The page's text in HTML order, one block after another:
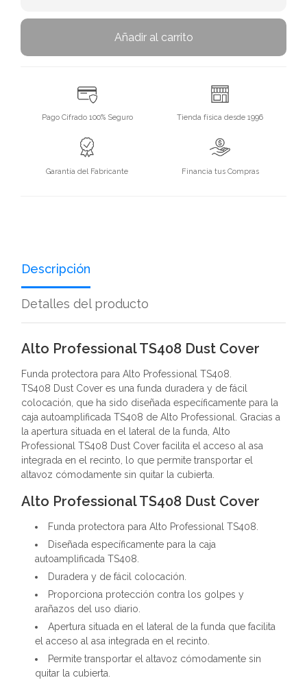
Añadir al carrito
Pago Cifrado 100% Seguro Tienda física desde 1996
Garantía del Fabricante Financia tus Compras
Descripción
Detalles del producto
Alto Professional TS408 Dust Cover
Funda protectora para Alto Professional TS408.
TS408 Dust Cover es una funda duradera y de fácil
colocación, que ha sido diseñada específicamente para la
caja autoamplificada TS408 de Alto Professional. Gracias a
la apertura situada en el lateral de la funda, Alto
Professional TS408 Dust Cover facilita el acceso al asa
integrada en el recinto, lo que permite transportar el
altavoz cómodamente sin quitar la cubierta.
Alto Professional TS408 Dust Cover
Funda protectora para Alto Professional TS408.
Diseñada específicamente para la caja
autoamplificada TS408.
Duradera y de fácil colocación.
Proporciona protección contra los golpes y
arañazos del uso diario.
Apertura situada en el lateral de la funda que facilita
el acceso al asa integrada en el recinto.
Permite transportar el altavoz cómodamente sin
quitar la cubierta.